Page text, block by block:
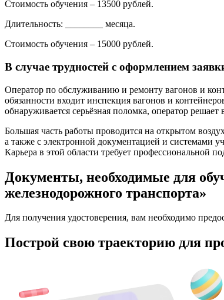
Стоимость обучения – 13500 рублей.
Длительность: ________ месяца.
Стоимость обучения – 15000 рублей.
В случае трудностей с оформлением
Оператор по обслуживанию и ремонту вагонов и
обязанности входит инспекция вагонов и
обнаруживается серьёзная поломка, оператор
Большая часть работы проводится на открытом
а также с электронной документацией и системами
Карьера в этой области требует профессиональной
Документы, необходимые для
железнодорожного транспорта»
Для получения удостоверения, вам необходимо
Построй свою траекторию для